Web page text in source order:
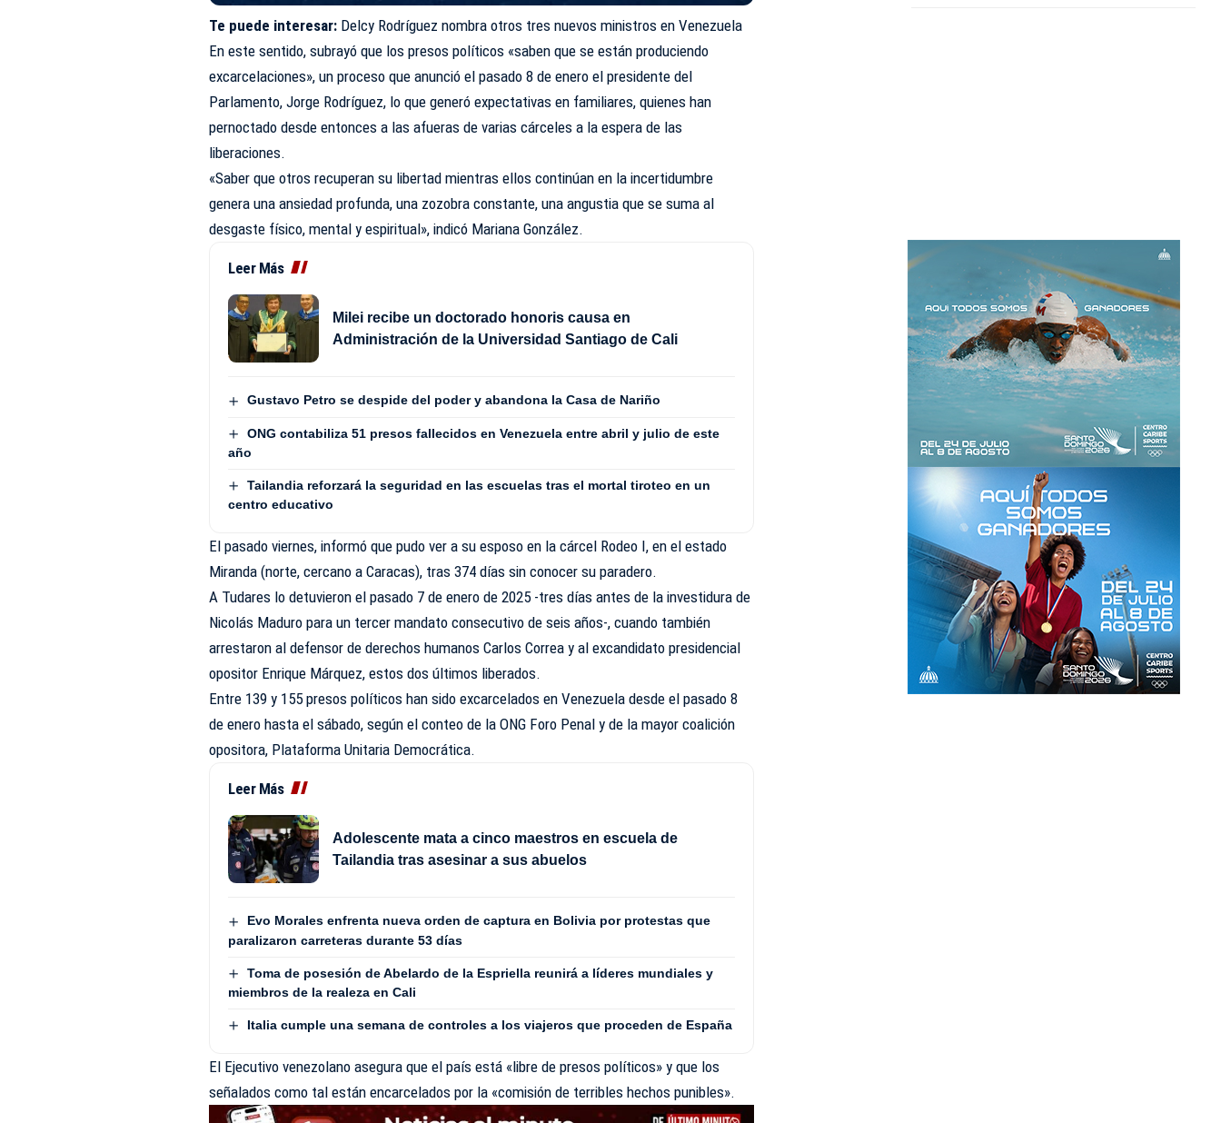
Te puede interesar: Delcy Rodríguez nombra otros tres nuevos ministros en Venezuela
En este sentido, subrayó que los presos políticos «saben que se están produciendo
excarcelaciones», un proceso que anunció el pasado 8 de enero el presidente del
Parlamento, Jorge Rodríguez, lo que generó expectativas en familiares, quienes han
pernoctado desde entonces a las afueras de varias cárceles a la espera de las
liberaciones.
«Saber que otros recuperan su libertad mientras ellos continúan en la incertidumbre
genera una ansiedad profunda, una zozobra constante, una angustia que se suma al
desgaste físico, mental y espiritual», indicó Mariana González.
Leer Más
Milei recibe un doctorado honoris causa en
Administración de la Universidad Santiago de Cali
Gustavo Petro se despide del poder y abandona la Casa de Nariño
ONG contabiliza 51 presos fallecidos en Venezuela entre abril y julio de este
año
Tailandia reforzará la seguridad en las escuelas tras el mortal tiroteo en un
centro educativo
El pasado viernes, informó que pudo ver a su esposo en la cárcel Rodeo I, en el estado
Miranda (norte, cercano a Caracas), tras 374 días sin conocer su paradero.
A Tudares lo detuvieron el pasado 7 de enero de 2025 -tres días antes de la investidura de
Nicolás Maduro para un tercer mandato consecutivo de seis años-, cuando también
arrestaron al defensor de derechos humanos Carlos Correa y al excandidato presidencial
opositor Enrique Márquez, estos dos últimos liberados.
Entre 139 y 155 presos políticos han sido excarcelados en Venezuela desde el pasado 8
de enero hasta el sábado, según el conteo de la ONG Foro Penal y de la mayor coalición
opositora, Plataforma Unitaria Democrática.
Leer Más
Adolescente mata a cinco maestros en escuela de
Tailandia tras asesinar a sus abuelos
Evo Morales enfrenta nueva orden de captura en Bolivia por protestas que
paralizaron carreteras durante 53 días
Toma de posesión de Abelardo de la Espriella reunirá a líderes mundiales y
miembros de la realeza en Cali
Italia cumple una semana de controles a los viajeros que proceden de España
El Ejecutivo venezolano asegura que el país está «libre de presos políticos» y que los
señalados como tal están encarcelados por la «comisión de terribles hechos punibles».